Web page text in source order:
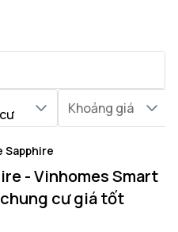
Khoảng giá
Sapphire
- Vinhomes Smart
cư giá tốt